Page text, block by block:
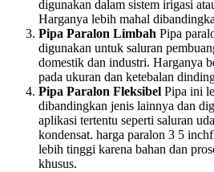
digunakan dalam sistem irigasi
Harganya lebih mahal
Pipa Paralon Limbah Pipa
digunakan untuk saluran
domestik dan industri. Harganya
pada ukuran dan ketebalan
Pipa Paralon Fleksibel Pipa ini
dibandingkan jenis lainnya dan
aplikasi tertentu seperti saluran
kondensat. harga paralon 3 5
lebih tinggi karena bahan dan
khusus.